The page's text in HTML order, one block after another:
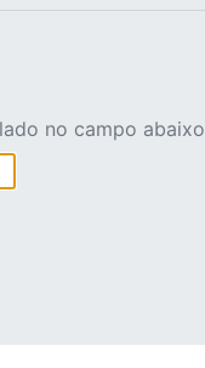
no campo abaixo